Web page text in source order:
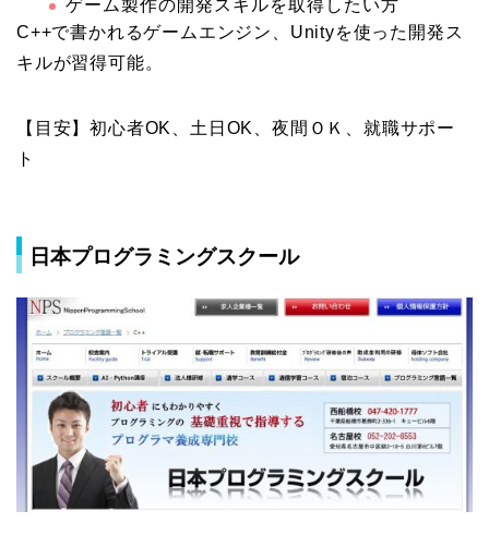
ゲーム製作の開発スキルを取得したい方
C++で書かれるゲームエンジン、Unityを使った開発ス
キルが習得可能。
【目安】初心者OK、土日OK、夜間ＯＫ、就職サポー
ト
日本プログラミングスクール